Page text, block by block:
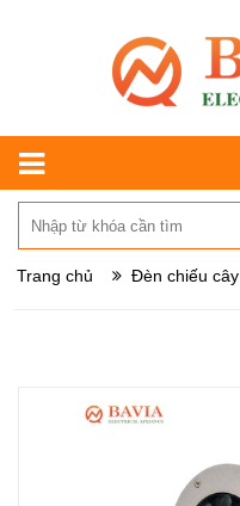
Trang chủ Đèn chiếu cây